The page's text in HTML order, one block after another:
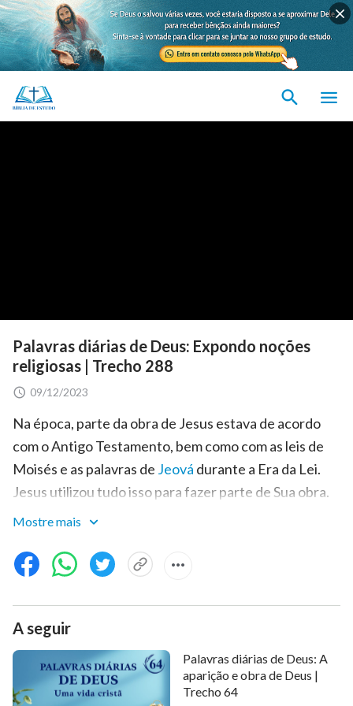
Palavras diárias de Deus: Expondo noções
religiosas | Trecho 288
09/12/2023
Na época, parte da obra de Jesus estava de acordo
com o Antigo Testamento, bem como com as leis de
Moisés e as palavras de Jeová durante a Era da Lei.
Jesus utilizou tudo isso para fazer parte de Sua obra.
Ele pregou para o povo e ensinou a eles nas
no Antigo Testamento para repreender os
que estavam em inimizade com Ele, e usou as palavras
nas Escrituras para revelar sua desobediência e,
assim, condená-los. Pois eles desprezavam o que
Jesus fizera; em particular, muita da obra de Jesus não
estava de acordo com as leis das Escrituras e, além
disso, o que Ele ensinava era superior às suas próprias
Mostre mais
A seguir
Palavras diárias de Deus: A
aparição e obra de Deus |
Trecho 64